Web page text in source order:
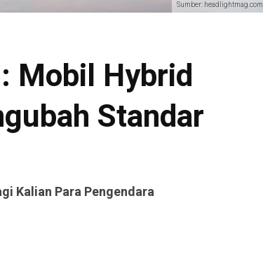
Sumber: headlightmag.com.
Mobil Hybrid
Standar
Kalian Para Pengendara